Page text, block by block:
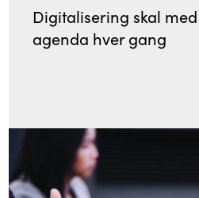
Digitalisering skal
agenda hver gang